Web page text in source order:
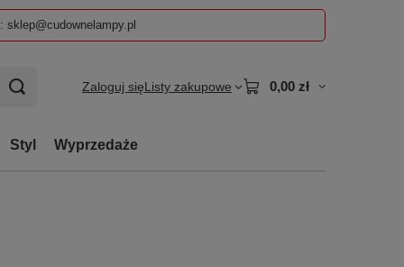
sklep@cudownelampy.pl
Zaloguj sięListy zakupowe 0,00 zł
Styl Wyprzedaże